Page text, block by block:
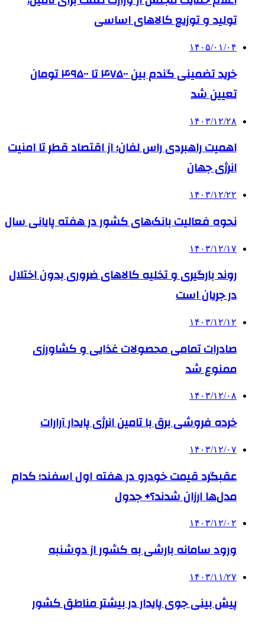
تولید و توزیع کالاهای اساسی
۱۴۰۵/۰۱/۰۴
خرید تضمینی گندم بین ۴۷۵۰۰ تا ۴۹۵۰۰ تومان
تعیین شد
۱۴۰۳/۱۲/۲۸
اهمیت راهبردی راس لفان؛ از اقتصاد قطر تا امنیت
انرژی جهان
۱۴۰۳/۱۲/۲۲
نحوه فعالیت بانک‌های کشور در هفته پایانی سال
۱۴۰۳/۱۲/۱۷
روند بارگیری و تخلیه کالاهای ضروری بدون اختلال
در جریان است
۱۴۰۳/۱۲/۱۲
صادرات تمامی محصولات غذایی و کشاورزی
ممنوع شد
۱۴۰۳/۱۲/۰۸
خرده فروشی برق با تامین انرژی پایدار آرارات
۱۴۰۳/۱۲/۰۷
عقبگرد قیمت خودرو در هفته اول اسفند؛ کدام
مدل‌ها ارزان شدند؟+ جدول
۱۴۰۳/۱۲/۰۲
ورود سامانه بارشی به کشور از دوشنبه
۱۴۰۳/۱۱/۲۷
­پیش بینی جوی پایدار در بیشتر مناطق کشور